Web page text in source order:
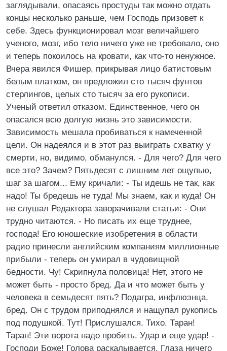
заглядывали, опасаясь простуды так можно отдать
концы несколько раньше, чем Господь призовет к
себе. Здесь функционировал мозг величайшего
ученого, мозг, ибо тело ничего уже не требовало, оно
и теперь покоилось на кровати, как что-то ненужное.
Вчера явился Фишер, прикрывая лицо батистовым
белым платком, он предложил сто тысяч фунтов
стерлингов, целых сто тысяч за его рукописи.
Ученый ответил отказом. Единственное, чего он
опасался всю долгую жизнь это зависимости.
Зависимость мешала пробиваться к намеченной
цели. Он надеялся и в этот раз выиграть схватку у
смерти, но, видимо, обманулся. - Для чего? Для чего
все это? Зачем? Пятьдесят с лишним лет ощупью,
шаг за шагом... Ему кричали: - Ты идешь не так, как
надо! Ты бредешь не туда! Мы знаем, как и куда! Он
не слушал Редактора заворачивали статьи: - Они
трудно читаются. - Но писать их еще труднее,
господа! Его юношеские изобретения в области
радио принесли английским компаниям миллионные
прибыли - теперь он умирал в чудовищной
бедности. Чу! Скрипнула половица! Нет, этого не
может быть - просто бред. Да и что может быть у
человека в семьдесят пять? Подагра, инфлюэнца,
бред. Он с трудом приподнялся и нащупал рукопись
под подушкой. Тут! Прислушался. Тихо. Таран!
Таран! Эти ворота надо пробить. Удар и еще удар! -
Господи Боже! Голова раскалывается. Глаза ничего